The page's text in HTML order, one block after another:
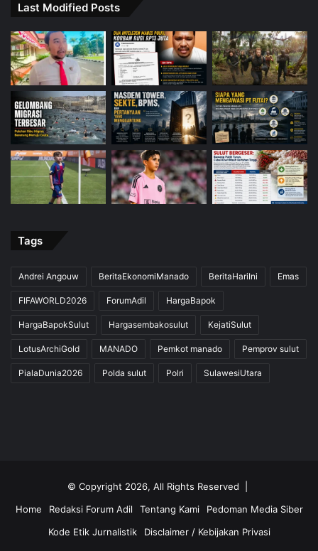
Last Modified Posts
Tags
Andrei Angouw BeritaEkonomiManado BeritaHariIni Emas
FIFAWORLD2026 ForumAdil HargaBapok
HargaBapokSulut Hargasembakosulut KejatiSulut
LotusArchiGold MANADO Pemkot manado Pemprov sulut
PialaDunia2026 Polda sulut Polri SulawesiUtara
© Copyright 2026, All Rights Reserved |
Home
Redaksi Forum Adil Tentang Kami
Pedoman Media Siber
Kode Etik Jurnalistik
Disclaimer / Kebijakan Privasi